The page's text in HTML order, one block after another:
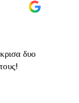
δυο